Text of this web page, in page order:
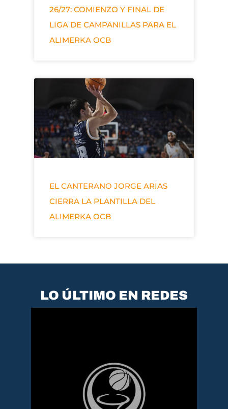
26/27: COMIENZO Y FINAL DE
LIGA DE CAMPANILLAS PARA EL
ALIMERKA OCB
EL CANTERANO JORGE ARIAS
CIERRA LA PLANTILLA DEL
ALIMERKA OCB
LO ÚLTIMO EN REDES